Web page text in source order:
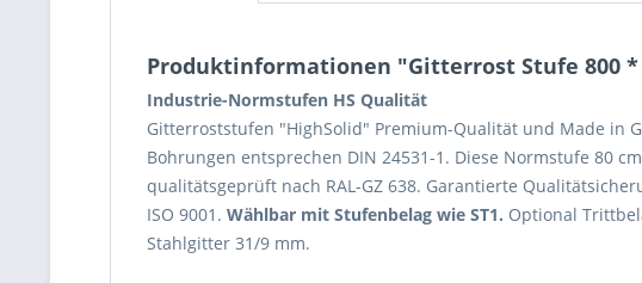
Produktinformationen "Gitterrost Stufe 800
Industrie-Normstufen HS Qualität
Gitterroststufen "HighSolid" Premium-Qualität und Made in
Bohrungen entsprechen DIN 24531-1. Diese Normstufe 80
qualitätsgeprüft nach RAL-GZ 638. Garantierte
ISO 9001. Wählbar mit Stufenbelag wie ST1. Optional
Stahlgitter 31/9 mm.